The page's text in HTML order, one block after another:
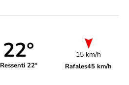
22°
Ressenti 22°
15 km/h
Rafales45 km/h